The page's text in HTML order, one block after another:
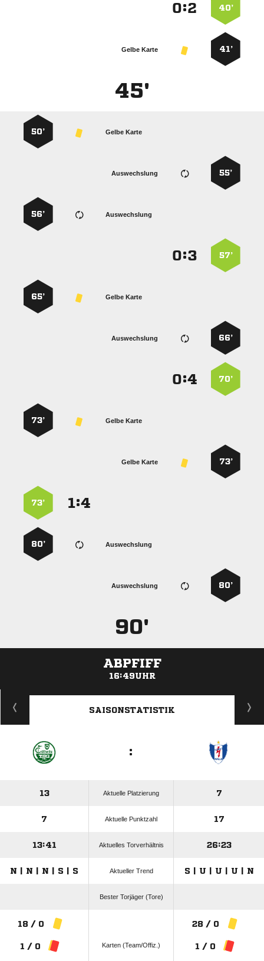
40’
:
41’
Gelbe Karte
45'
Gelbe Karte
50’
55’
Auswechslung
Auswechslung
56’
57’
:
Gelbe Karte
65’
66’
Auswechslung
70’
:
Gelbe Karte
73’
73’
Gelbe Karte
:
73’
Auswechslung
80’
80’
Auswechslung
90'
ABPFIFF
16:49UHR
ANZEIGE
SAISONSTATISTIK
:
13 Aktuelle Platzierung 7
7 Aktuelle Punktzahl 17
13:41 Aktuelles Torverhältnis 26:23
N | N | N | S | S Aktueller Trend S | U | U | U | N
Bester Torjäger (Tore)
18 / 0
1 / 0 Karten (Team/Offiz.)
28 / 0
1 / 0